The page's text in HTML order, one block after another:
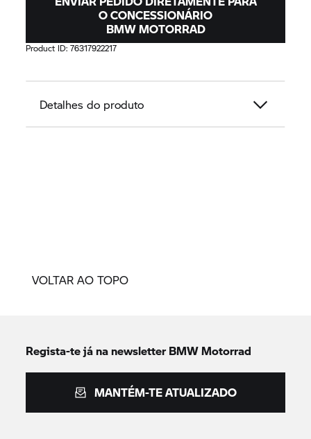
O CONCESSIONÁRIO
BMW MOTORRAD
Product ID:76317922217
Detalhes do produto
VOLTAR AO TOPO
Regista-te já na newsletterBMW Motorrad
MANTÉM-TE ATUALIZADO